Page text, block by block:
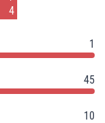
4
1
45
10